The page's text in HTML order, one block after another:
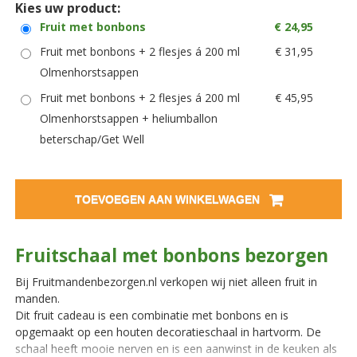
Kies uw product:
Fruit met bonbons
€ 24,95
Fruit met bonbons + 2 flesjes á 200 ml
Olmenhorstsappen
€ 31,95
Fruit met bonbons + 2 flesjes á 200 ml
Olmenhorstsappen + heliumballon
beterschap/Get Well
€ 45,95
TOEVOEGEN AAN WINKELWAGEN
Fruitschaal met bonbons bezorgen
Bij Fruitmandenbezorgen.nl verkopen wij niet alleen fruit in
manden.
Dit fruit cadeau is een combinatie met bonbons en is
opgemaakt op een houten decoratieschaal in hartvorm. De
schaal heeft mooie nerven en is een aanwinst in de keuken als